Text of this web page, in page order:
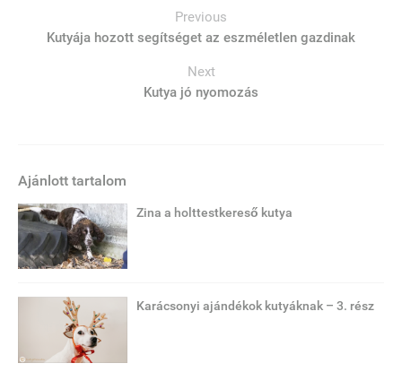
Previous
Kutyája hozott segítséget az eszméletlen gazdinak
Next
Kutya jó nyomozás
Ajánlott tartalom
Zina a holttestkereső kutya
Karácsonyi ajándékok kutyáknak – 3. rész